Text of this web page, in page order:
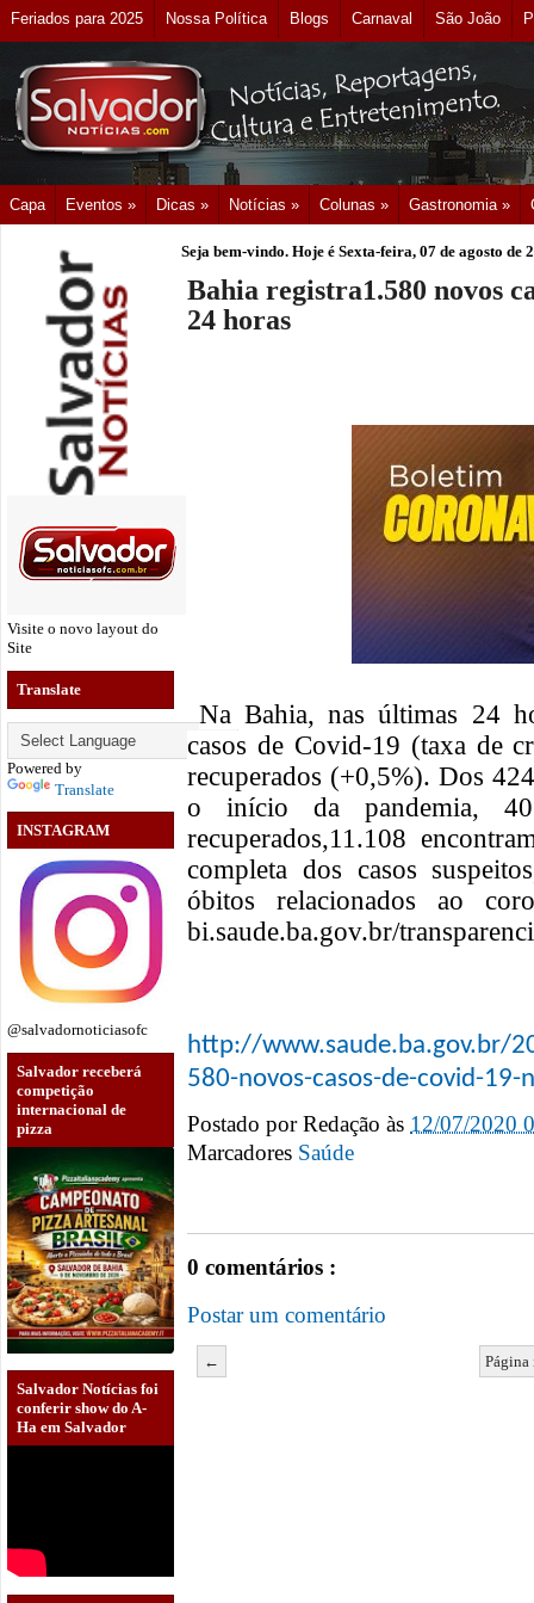
Feriados para 2025 Nossa Política Blogs Carnaval São João
Capa Eventos » Dicas » Notícias » Colunas » Gastronomia »
Visite o novo layout do
Site
Translate
Powered by
Translate
INSTAGRAM
@salvadornoticiasofc
Salvador receberá
competição
internacional de
pizza
Salvador Notícias foi
conferir show do A-
Ha em Salvador
Seja bem-vindo. Hoje é Sexta-feira, 07 de agosto de
Bahia registra1.580 novos
24 horas
Na Bahia, nas últimas 24
casos de Covid-19 (taxa de
recuperados (+0,5%). Dos
o início da pandemia,
recuperados,11.108
completa dos casos
óbitos relacionados ao
bi.saude.ba.gov.br/
http://www.saude.ba.gov.br/
580-novos-casos-de-covid-
Postado porRedação às 12/07/2020
Marcadores Saúde
0 comentários :
Postar um comentário
←